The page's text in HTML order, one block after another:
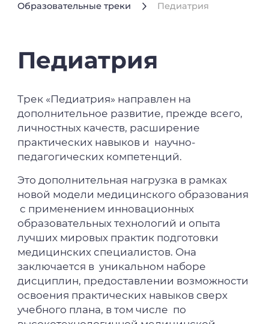
Образовательные треки
Педиатрия
Педиатрия
Трек «Педиатрия» направлен на
дополнительное развитие, прежде всего,
личностных качеств, расширение
практических навыков и научно-
педагогических компетенций.
Это дополнительная нагрузка в рамках
новой модели медицинского образования
с применением инновационных
образовательных технологий и опыта
лучших мировых практик подготовки
медицинских специалистов. Она
заключается в уникальном наборе
дисциплин, предоставлении возможности
освоения практических навыков сверх
учебного плана, в том числе по